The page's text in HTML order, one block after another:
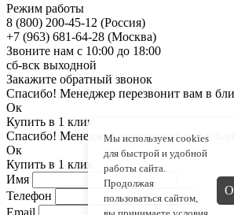
Режим работы
8 (800) 200-45-12 (Россия)
+7 (963) 681-64-28 (Москва)
Звоните нам с 10:00 до 18:00
сб-вск выходной
Закажите обратный звонок
Спасибо! Менеджер перезвонит вам в
Ок
Купить в 1 клик
Спасибо! Менеджер перезвонит вам в
Ок
Купить в 1 клик
Имя
Телефон
Email
Мы используем cookies
для быстрой и удобной
работы сайта.
Продолжая
пользоваться сайтом,